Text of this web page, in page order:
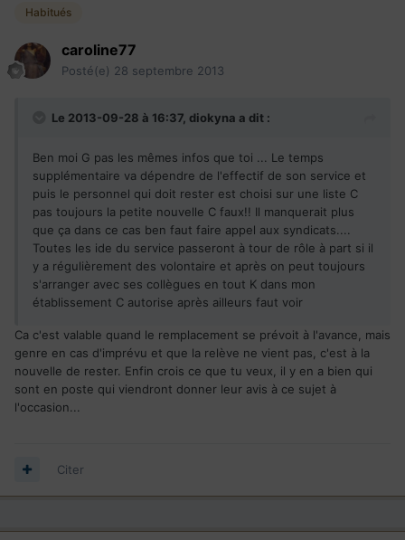
Habitués
caroline77
Posté(e) 28 septembre 2013
Le 2013-09-28 à 16:37, diokyna a dit :
Ben moi G pas les mêmes infos que toi ... Le temps
supplémentaire va dépendre de l'effectif de son service et
puis le personnel qui doit rester est choisi sur une liste C
pas toujours la petite nouvelle C faux!! Il manquerait plus
que ça dans ce cas ben faut faire appel aux syndicats....
Toutes les ide du service passeront à tour de rôle à part si il
y a régulièrement des volontaire et après on peut toujours
s'arranger avec ses collègues en tout K dans mon
établissement C autorise après ailleurs faut voir
Ca c'est valable quand le remplacement se prévoit à l'avance, mais
genre en cas d'imprévu et que la relève ne vient pas, c'est à la
nouvelle de rester. Enfin crois ce que tu veux, il y en a bien qui
sont en poste qui viendront donner leur avis à ce sujet à
l'occasion...
Citer